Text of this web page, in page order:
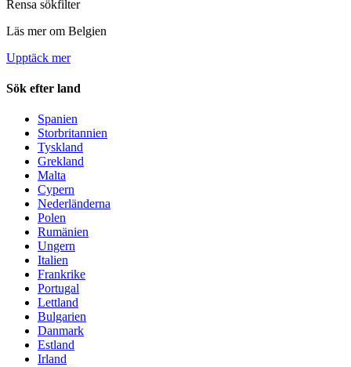
Rensa sökfilter
Läs mer om Belgien
Upptäck mer
Sök efter land
Spanien
Storbritannien
Tyskland
Grekland
Malta
Cypern
Nederländerna
Polen
Rumänien
Ungern
Italien
Frankrike
Portugal
Lettland
Bulgarien
Danmark
Estland
Irland